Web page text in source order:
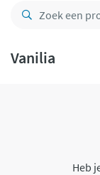
Vanilia
Heb